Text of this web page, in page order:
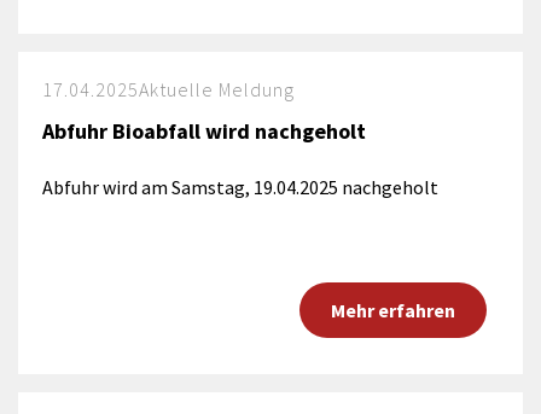
17.04.2025Aktuelle Meldung
Abfuhr Bioabfall wird nachgeholt
Abfuhr wird am Samstag, 19.04.2025 nachgeholt
Mehr erfahren